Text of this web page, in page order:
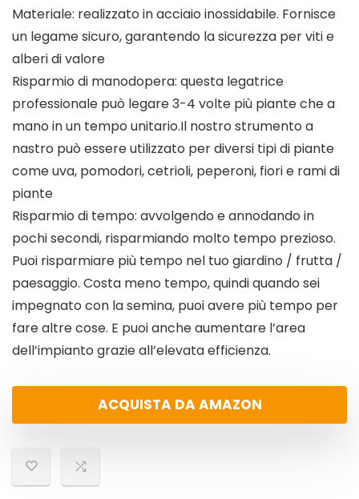
Materiale: realizzato in acciaio inossidabile. Fornisce
un legame sicuro, garantendo la sicurezza per viti e
alberi di valore
Risparmio di manodopera: questa legatrice
professionale può legare 3-4 volte più piante che a
mano in un tempo unitario.Il nostro strumento a
nastro può essere utilizzato per diversi tipi di piante
come uva, pomodori, cetrioli, peperoni, fiori e rami di
piante
Risparmio di tempo: avvolgendo e annodando in
pochi secondi, risparmiando molto tempo prezioso.
Puoi risparmiare più tempo nel tuo giardino / frutta /
paesaggio. Costa meno tempo, quindi quando sei
impegnato con la semina, puoi avere più tempo per
fare altre cose. E puoi anche aumentare l’area
dell’impianto grazie all’elevata efficienza.
ACQUISTA DA AMAZON